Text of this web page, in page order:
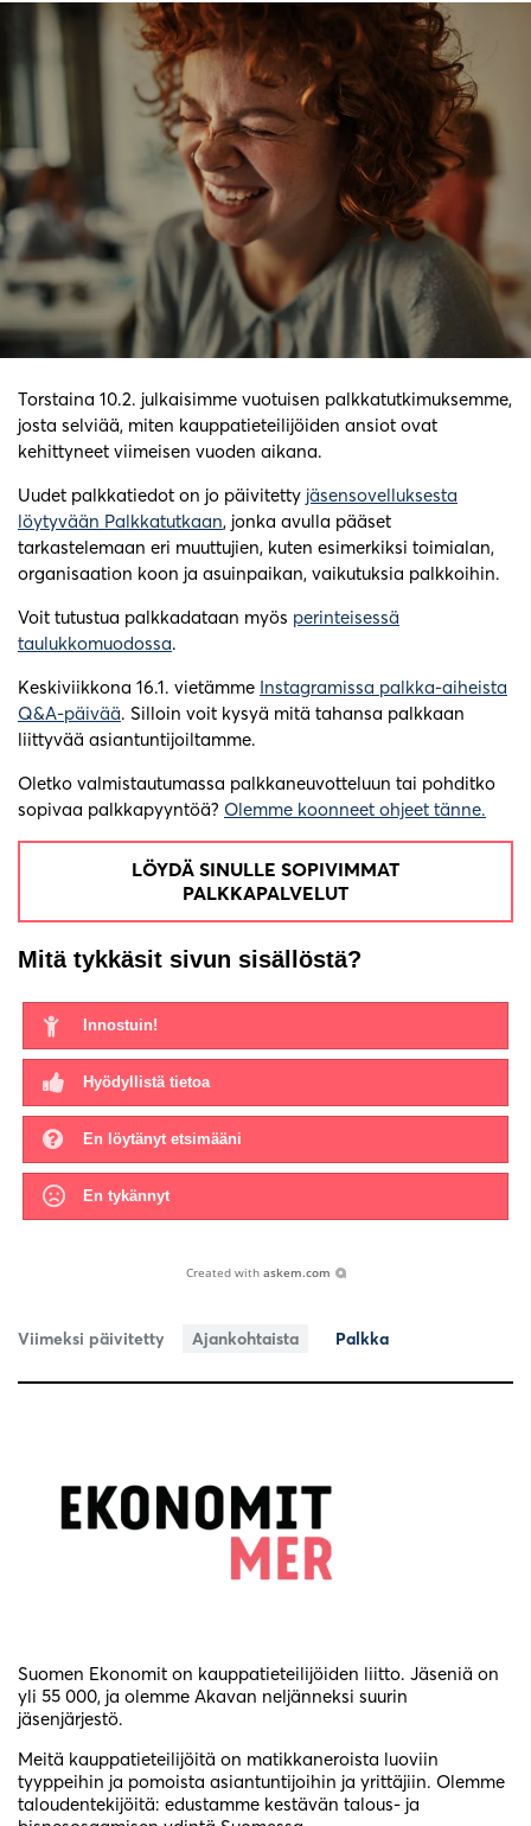
Torstaina 10.2. julkaisimme vuotuisen palkkatutkimuksemme,
josta selviää, miten kauppatieteilijöiden ansiot ovat
kehittyneet viimeisen vuoden aikana.
Uudet palkkatiedot on jo päivitetty jäsensovelluksesta
löytyvään Palkkatutkaan, jonka avulla pääset
tarkastelemaan eri muuttujien, kuten esimerkiksi toimialan,
organisaation koon ja asuinpaikan, vaikutuksia palkkoihin.
Voit tutustua palkkadataan myös perinteisessä
taulukkomuodossa.
Keskiviikkona 16.1. vietämme Instagramissa palkka-aiheista
Q&A-päivää. Silloin voit kysyä mitä tahansa palkkaan
liittyvää asiantuntijoiltamme.
Oletko valmistautumassa palkkaneuvotteluun tai pohditko
sopivaa palkkapyyntöä? Olemme koonneet ohjeet tänne.
LÖYDÄ SINULLE SOPIVIMMAT
PALKKAPALVELUT
Mitä tykkäsit sivun sisällöstä?
Innostuin!
Hyödyllistä tietoa
En löytänyt etsimääni
En tykännyt
Created with askem.com
Viimeksi päivitetty Ajankohtaista Palkka
Suomen Ekonomit on kauppatieteilijöiden liitto. Jäseniä on
yli 55 000, ja olemme Akavan neljänneksi suurin
jäsenjärjestö.
Meitä kauppatieteilijöitä on matikkaneroista luoviin
tyyppeihin ja pomoista asiantuntijoihin ja yrittäjiin. Olemme
taloudentekijöitä: edustamme kestävän talous- ja